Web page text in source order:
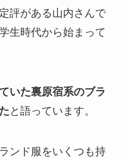
評がある山内さんで
生時代から始まって
いた裏原宿系のブラ
と語っています。
ンド服をいくつも持